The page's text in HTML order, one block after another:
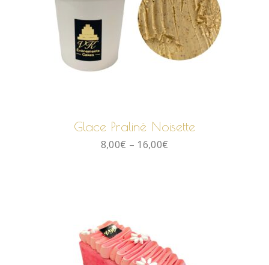
Glace Praliné Noisette
8,00€ – 16,00€